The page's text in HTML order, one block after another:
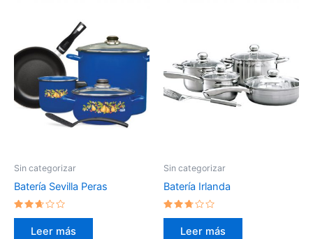
Sin categorizar
Batería Sevilla Peras
Valorado
2.50Leer más
Sin categorizar
Batería Irlanda
Valorado
2.60Leer más